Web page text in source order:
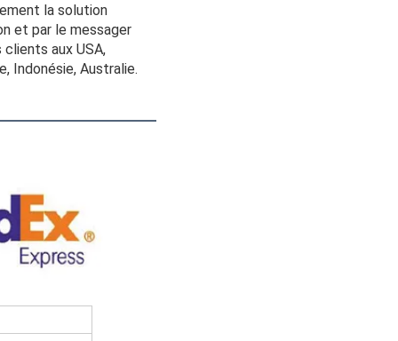
la solution
et par le messager
aux USA,
Indonésie, Australie.